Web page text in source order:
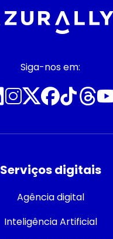
Siga-nos em:
Serviços digitais
Agência digital
Inteligência Artificial